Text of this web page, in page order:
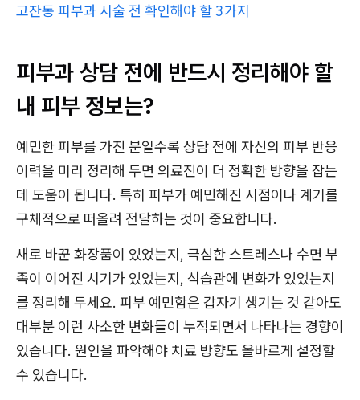
고잔동 피부과 시술 전 확인해야 할 3가지
피부과 상담 전에 반드시 정리해야 할
내 피부 정보는?
예민한 피부를 가진 분일수록 상담 전에 자신의 피부 반응
이력을 미리 정리해 두면 의료진이 더 정확한 방향을 잡는
데 도움이 됩니다. 특히 피부가 예민해진 시점이나 계기를
구체적으로 떠올려 전달하는 것이 중요합니다.
새로 바꾼 화장품이 있었는지, 극심한 스트레스나 수면 부
족이 이어진 시기가 있었는지, 식습관에 변화가 있었는지
를 정리해 두세요. 피부 예민함은 갑자기 생기는 것 같아도
대부분 이런 사소한 변화들이 누적되면서 나타나는 경향이
있습니다. 원인을 파악해야 치료 방향도 올바르게 설정할
수 있습니다.